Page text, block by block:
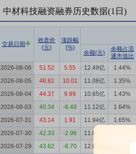
中材科技融资融券历史数据(1 日)
交易日期
收盘价
(元)
涨跌幅
(%)
余额(元)
余额占流
通市值比
2026-08-06
51.52 5.55 12.49亿 1.44%
2026-08-05
48.81 10.01 11.08亿 1.35%
2026-08-04
44.37 9.99 10.65亿 1.43%
2026-08-03
40.34 -6.49 11.12亿 1.64%
2026-07-31
43.14 1.91 11.94亿 1.65%
2026-07-30
42.33 -2.96 11.66亿
2026-07-29
43.62 -6.70 12.05亿